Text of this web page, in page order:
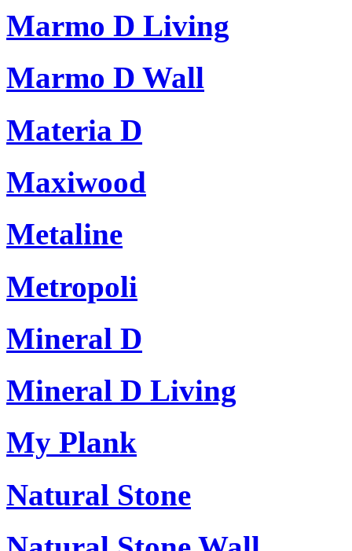
Marmo D Living
Marmo D Wall
Materia D
Maxiwood
Metaline
Metropoli
Mineral D
Mineral D Living
My Plank
Natural Stone